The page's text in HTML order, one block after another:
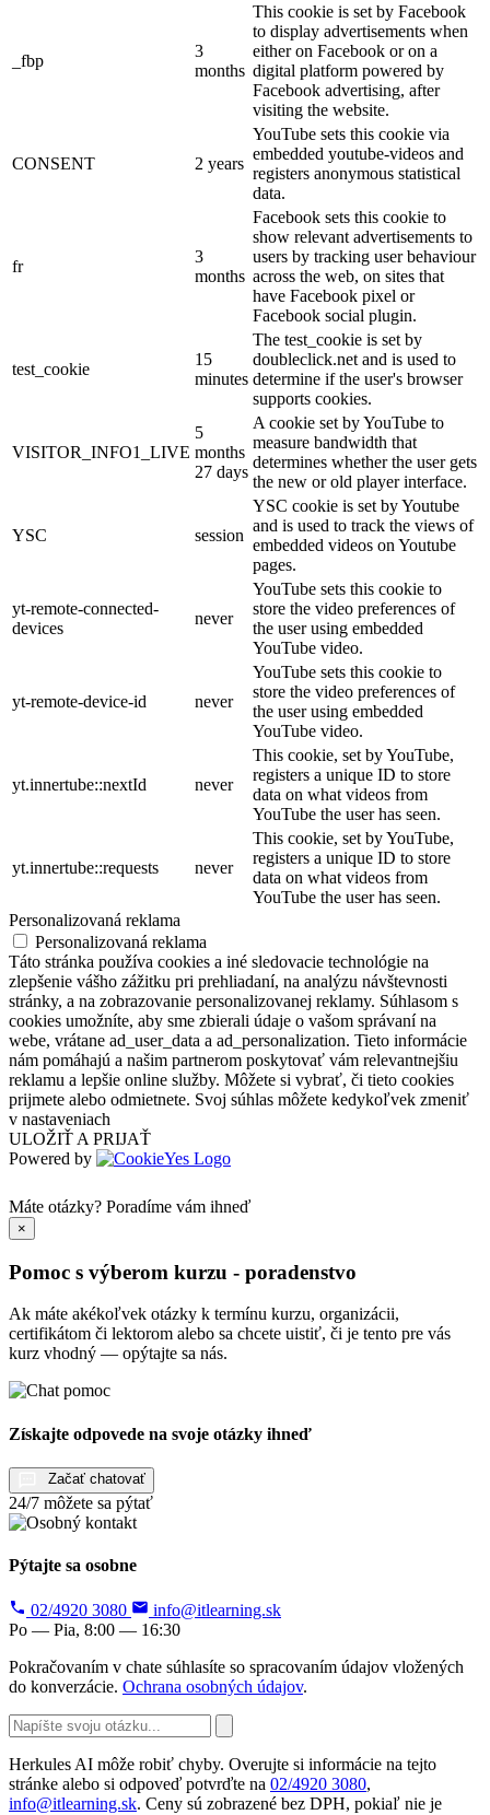
_fbp
3
months
This cookie is set by Facebook
to display advertisements when
either on Facebook or on a
digital platform powered by
Facebook advertising, after
visiting the website.
CONSENT 2 years
YouTube sets this cookie via
embedded youtube-videos and
registers anonymous statistical
data.
fr
3
months
Facebook sets this cookie to
show relevant advertisements to
users by tracking user behaviour
across the web, on sites that
have Facebook pixel or
Facebook social plugin.
test_cookie
15
minutes
The test_cookie is set by
doubleclick.net and is used to
determine if the user's browser
supports cookies.
VISITOR_INFO1_LIVE
5
months
27 days
A cookie set by YouTube to
measure bandwidth that
determines whether the user gets
the new or old player interface.
YSC session
YSC cookie is set by Youtube
and is used to track the views of
embedded videos on Youtube
pages.
yt-remote-connected-
devices
never
YouTube sets this cookie to
store the video preferences of
the user using embedded
YouTube video.
yt-remote-device-id never
YouTube sets this cookie to
store the video preferences of
the user using embedded
YouTube video.
yt.innertube::nextId never
This cookie, set by YouTube,
registers a unique ID to store
data on what videos from
YouTube the user has seen.
yt.innertube::requests never
This cookie, set by YouTube,
registers a unique ID to store
data on what videos from
YouTube the user has seen.
Personalizovaná reklama
Personalizovaná reklama
Táto stránka používa cookies a iné sledovacie technológie na
zlepšenie vášho zážitku pri prehliadaní, na analýzu návštevnosti
stránky, a na zobrazovanie personalizovanej reklamy. Súhlasom s
cookies umožníte, aby sme zbierali údaje o vašom správaní na
webe, vrátane ad_user_data a ad_personalization. Tieto informácie
nám pomáhajú a našim partnerom poskytovať vám relevantnejšiu
reklamu a lepšie online služby. Môžete si vybrať, či tieto cookies
prijmete alebo odmietnete. Svoj súhlas môžete kedykoľvek zmeniť
v nastaveniach
ULOŽIŤ A PRIJAŤ
Powered by
Máte otázky? Poradíme vám ihneď
×
Pomoc s výberom kurzu - poradenstvo
Ak máte akékoľvek otázky k termínu kurzu, organizácii,
certifikátom či lektorom alebo sa chcete uistiť, či je tento pre vás
kurz vhodný — opýtajte sa nás.
Získajte odpovede na svoje otázky ihneď
Začať chatovať
24/7 môžete sa pýtať
Pýtajte sa osobne
02/4920 3080
info@itlearning.sk
Po — Pia, 8:00 — 16:30
Pokračovaním v chate súhlasíte so spracovaním údajov vložených
do konverzácie. Ochrana osobných údajov.
Herkules AI môže robiť chyby. Overujte si informácie na tejto
stránke alebo si odpoveď potvrďte na 02/4920 3080,
info@itlearning.sk. Ceny sú zobrazené bez DPH, pokiaľ nie je